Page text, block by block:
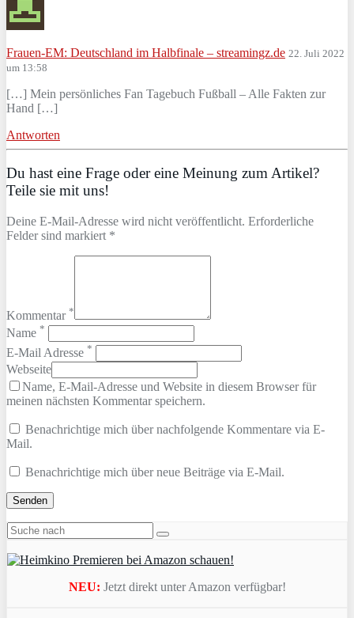
Frauen-EM: Deutschland im Halbfinale – streamingz.de 22. Juli 2022
um 13:58
[…] Mein persönliches Fan Tagebuch Fußball – Alle Fakten zur
Hand […]
Antworten
Du hast eine Frage oder eine Meinung zum Artikel?
Teile sie mit uns!
Deine E-Mail-Adresse wird nicht veröffentlicht. Erforderliche
Felder sind markiert *
Kommentar *
Name *
E-Mail Adresse *
Webseite
Name, E-Mail-Adresse und Website in diesem Browser für
meinen nächsten Kommentar speichern.
Benachrichtige mich über nachfolgende Kommentare via E-
Mail.
Benachrichtige mich über neue Beiträge via E-Mail.
NEU: Jetzt direkt unter Amazon verfügbar!